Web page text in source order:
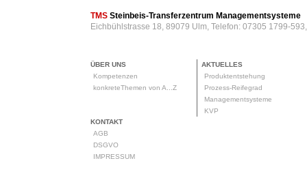
TMS Steinbeis-Transferzentrum Managementsysteme
Eichbühlstrasse 18, 89079 Ulm, Telefon: 07305 1799-
ÜBER UNS
Kompetenzen
konkreteThemen von A...Z
AKTUELLES
Produktentstehung
Prozess-Reifegrad
Managementsysteme
KVP
KONTAKT
AGB
DSGVO
IMPRESSUM